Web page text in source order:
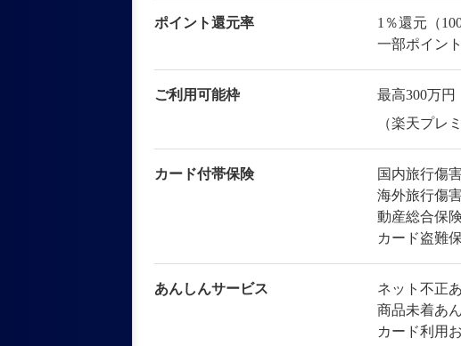
ポイント還元率
1％還元（
一部ポイン
ご利用可能枠
最高300万円
（楽天プレ
カード付帯保険
国内旅行傷
海外旅行傷
動産総合保
カード盗難
あんしんサービス
ネット不正
商品未着あ
カード利用